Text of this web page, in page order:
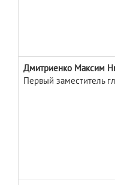
Дмитриенко Максим
Первый заместитель